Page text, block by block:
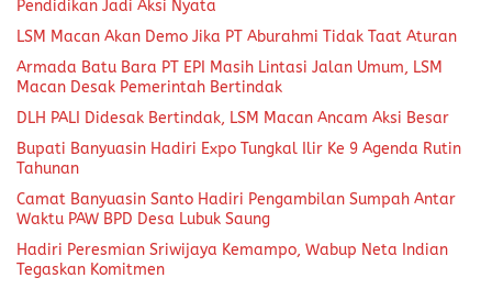
Pendidikan Jadi Aksi Nyata
LSM Macan Akan Demo Jika PT Aburahmi Tidak Taat Aturan
Armada Batu Bara PT EPI Masih Lintasi Jalan Umum, LSM
Macan Desak Pemerintah Bertindak
DLH PALI Didesak Bertindak, LSM Macan Ancam Aksi Besar
Bupati Banyuasin Hadiri Expo Tungkal Ilir Ke 9 Agenda Rutin
Tahunan
Camat Banyuasin Santo Hadiri Pengambilan Sumpah Antar
Waktu PAW BPD Desa Lubuk Saung
Hadiri Peresmian Sriwijaya Kemampo, Wabup Neta Indian
Tegaskan Komitmen